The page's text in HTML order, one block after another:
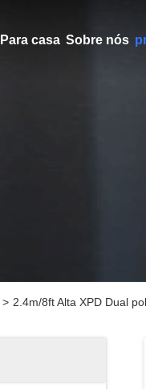
Para casa Sobre nós
> 2.4m/8ft Alta XPD Dual